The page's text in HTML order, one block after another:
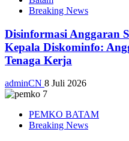
Breaking News
Disinformasi Anggaran
Kepala Diskominfo:
Tenaga Kerja
adminCN 8 Juli 2026
PEMKO BATAM
Breaking News